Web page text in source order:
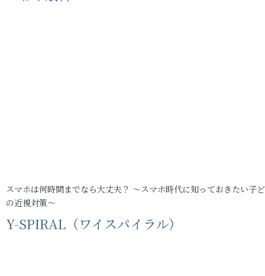
スマホは何時間までなら大丈夫？ ～スマホ時代に知っておきたい子
の近視対策～
Y-SPIRAL（ワイスパイラル）